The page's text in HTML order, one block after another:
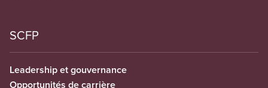
SCFP
Leadership et gouvernance
Opportunités de carrière